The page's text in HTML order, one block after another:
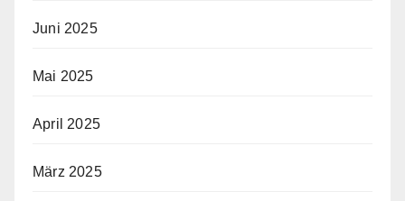
Juni 2025
Mai 2025
April 2025
März 2025